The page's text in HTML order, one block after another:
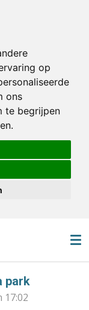
op
ons
te begrijpen
park
17:02